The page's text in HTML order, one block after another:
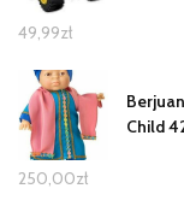
49,99zł
Child
250,00zł